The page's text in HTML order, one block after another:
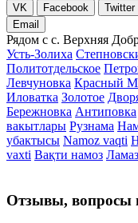
VK Facebook Twitter
Email
Рядом с с. Верхняя
Усть-Золиха
Политотдельское
Левчуновка Красный
Иловатка Золотое
Бережновка Антиповка
вакытлары Рузнама
убактысы Namoz vaqti
vaxti Вақти намоз
Отзывы, вопросы